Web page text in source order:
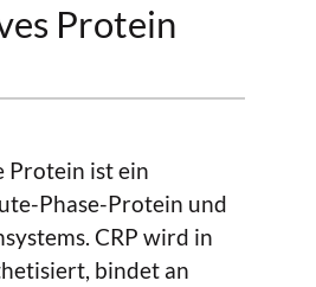
Protein
Protein ist ein
Phase-Protein und
CRP wird in
bindet an